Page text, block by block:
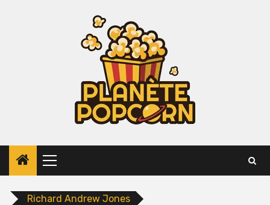
Primary
Menu
Richard Andrew Jones